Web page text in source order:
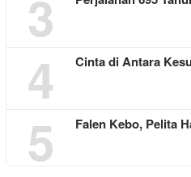
3
4 Cinta di Antara
5 Falen Kebo, Pelita